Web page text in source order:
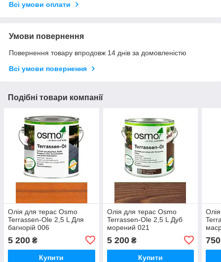
Всі умови оплати
Умови повернення
Повернення товару впродовж 14 днів за домовленістю
Всі умови повернення
Подібні товари компанії
Олія для терас Osmo
Terrassen-Ole 2,5 L Для
багнорій 006
5 200 ₴
Купити
Олія для терас Osmo
Terrassen-Ole 2,5 L Дуб
морений 021
5 200₴
Купити
750